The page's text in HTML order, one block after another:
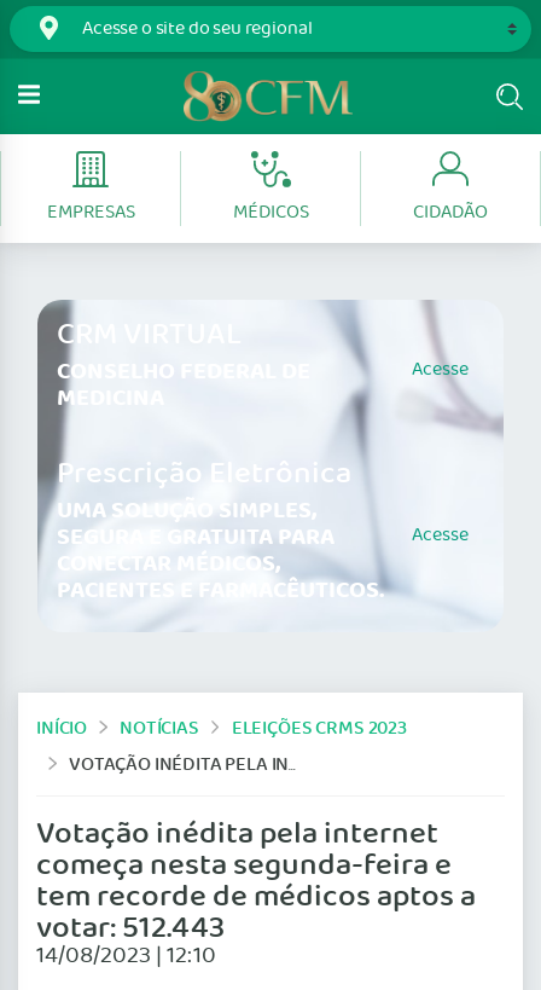
EMPRESAS MÉDICOS CIDADÃO
CRM VIRTUAL
CONSELHO FEDERAL DE
MEDICINA
Acesse
Prescrição Eletrônica
UMA SOLUÇÃO SIMPLES,
SEGURA E GRATUITA PARA
CONECTAR MÉDICOS,
PACIENTES E FARMACÊUTICOS.
Acesse
INÍCIO NOTÍCIAS
ELEIÇÕES CRMS 2023
VOTAÇÃO INÉDITA PELA INTERNET COMEÇA NESTA SEGUNDA-FEIRA E TEM RECORDE DE MÉDICOS APTOS A VOTAR: 512.443
Votação inédita pela internet
começa nesta segunda-feira e
tem recorde de médicos aptos a
votar: 512.443
14/08/2023 | 12:10